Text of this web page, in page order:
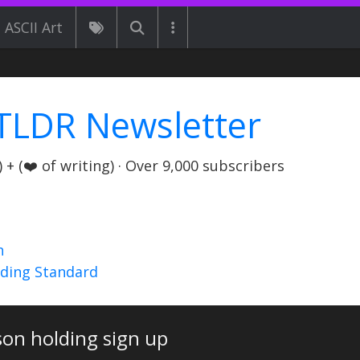
ASCII Art
Newsletter
(❤️ of writing) · Over 9,000 subscribers
Standard
holding sign up